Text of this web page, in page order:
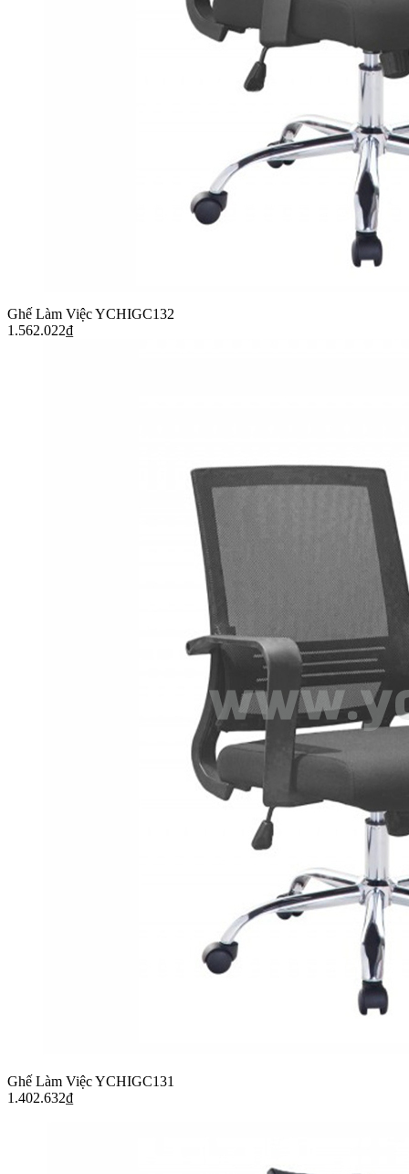
Ghế Làm Việc YCHIGC132
1.562.022₫
Ghế Làm Việc YCHIGC131
1.402.632₫